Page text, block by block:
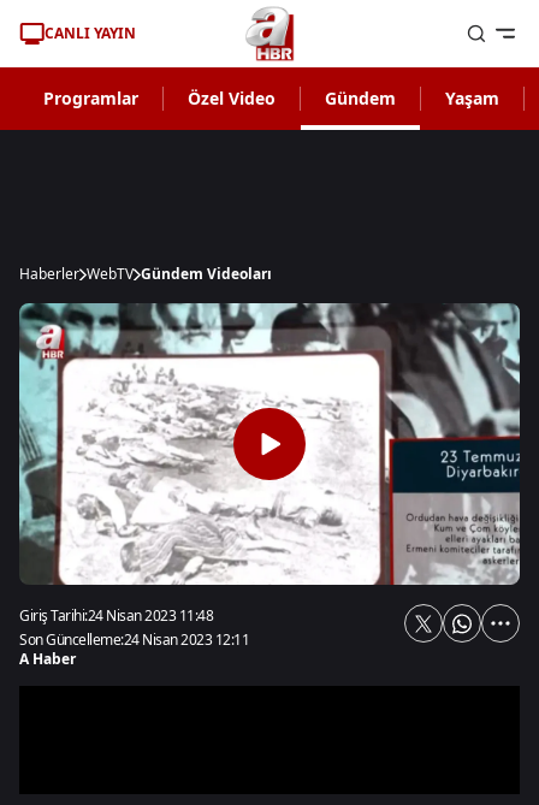
CANLI YAYIN
Programlar Özel Video Gündem Yaşam
Haberler WebTV Gündem Videoları
Giriş Tarihi:24 Nisan 2023 11:48
Son Güncelleme:24 Nisan 2023 12:11
A Haber